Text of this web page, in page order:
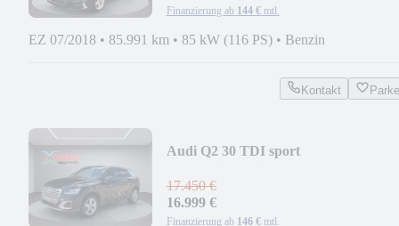
Finanzierung ab 144 € mtl.
EZ 07/2018 • 85.991 km • 85 kW (116 PS) • Benzin
Kontakt
Audi Q2 30 TDI sport
17.450 €
16.999 €
Finanzierung ab 146 € mtl.